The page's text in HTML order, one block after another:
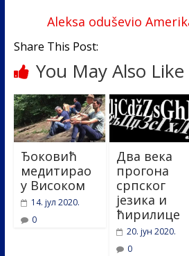
k
Aleksa oduševio
Share This Post:
You May Also Like
Ђоковић
медитирао
у Високом
14. јул 2020.
0
Два века
прогона
српског
језика и
ћирилице
20. јун 2020.
0